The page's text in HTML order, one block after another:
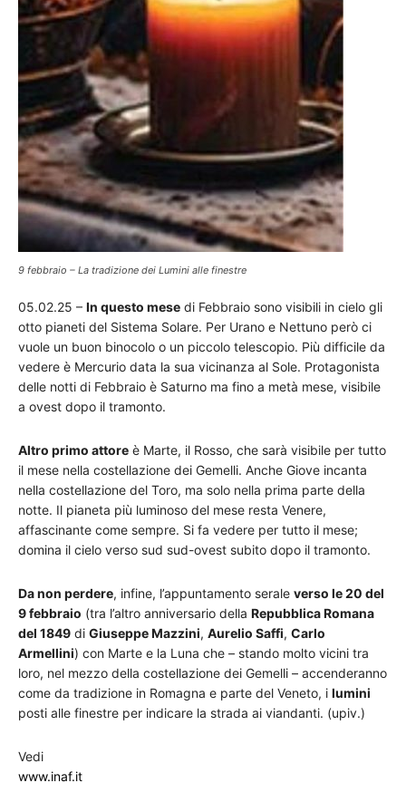
9 febbraio – La tradizione dei Lumini alle finestre
05.02.25 – In questo mese di Febbraio sono visibili in cielo gli
otto pianeti del Sistema Solare. Per Urano e Nettuno però ci
vuole un buon binocolo o un piccolo telescopio. Più difficile da
vedere è Mercurio data la sua vicinanza al Sole. Protagonista
delle notti di Febbraio è Saturno ma fino a metà mese, visibile
a ovest dopo il tramonto.
Altro primo attore è Marte, il Rosso, che sarà visibile per tutto
il mese nella costellazione dei Gemelli. Anche Giove incanta
nella costellazione del Toro, ma solo nella prima parte della
notte. Il pianeta più luminoso del mese resta Venere,
affascinante come sempre. Si fa vedere per tutto il mese;
domina il cielo verso sud sud-ovest subito dopo il tramonto.
Da non perdere, infine, l’appuntamento serale verso le 20 del
9 febbraio (tra l’altro anniversario della Repubblica Romana
del 1849 di Giuseppe Mazzini, Aurelio Saffi, Carlo
Armellini) con Marte e la Luna che – stando molto vicini tra
loro, nel mezzo della costellazione dei Gemelli – accenderanno
come da tradizione in Romagna e parte del Veneto, i lumini
posti alle finestre per indicare la strada ai viandanti. (upiv.)
Vedi
www.inaf.it